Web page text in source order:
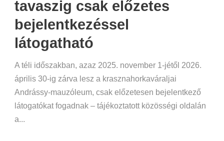
tavaszig csak előzetes
bejelentkezéssel
látogatható
A téli időszakban, azaz 2025. november 1-jétől 2026.
április 30-ig zárva lesz a krasznahorkaváraljai
Andrássy-mauzóleum, csak előzetesen bejelentkező
látogatókat fogadnak – tájékoztatott közösségi oldalán
a...